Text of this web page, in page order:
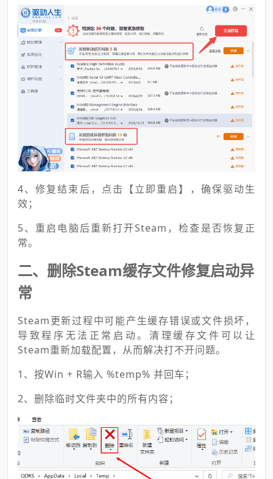
4、修复结束后，点击【立即重启】，确保驱动生
效；
5、重启电脑后重新打开Steam，检查是否恢复正
常。
二、删除Steam缓存文件修复启动异
常
Steam更新过程中可能产生缓存错误或文件损坏，
导致程序无法正常启动。清理缓存文件可以让
Steam重新加载配置，从而解决打不开问题。
1、按Win + R输入 %temp% 并回车；
2、删除临时文件夹中的所有内容；